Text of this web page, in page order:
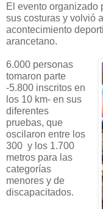
El evento organizado
sus costuras y volvió
acontecimiento
arancetano.
6.000 personas
tomaron parte
-5.800 inscritos en
los 10 km- en sus
diferentes
pruebas, que
oscilaron entre los
300 y los 1.700
metros para las
categorías
menores y de
discapacitados.